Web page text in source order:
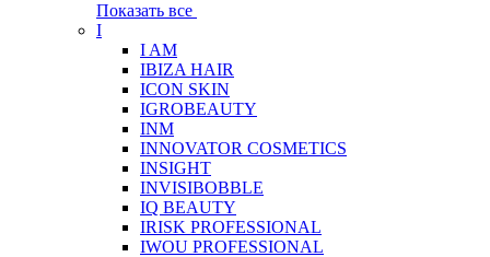
Показать все
I
I AM
IBIZA HAIR
ICON SKIN
IGROBEAUTY
INM
INNOVATOR COSMETICS
INSIGHT
INVISIBOBBLE
IQ BEAUTY
IRISK PROFESSIONAL
IWOU PROFESSIONAL